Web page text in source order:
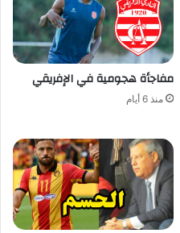
مفاجأة هجومية في الإفريقي
منذ 6 أيام